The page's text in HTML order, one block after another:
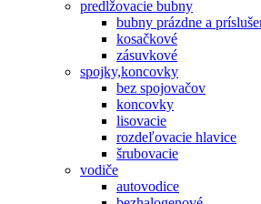
predlžovacie bubny
bubny prázdne a
kosačkové
zásuvkové
spojky,koncovky
bez spojovačov
koncovky
lisovacie
rozdeľovacie hlavice
šrubovacie
vodiče
autovodice